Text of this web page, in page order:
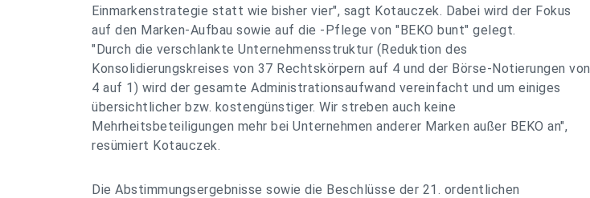
Einmarkenstrategie statt wie bisher vier", sagt Kotauczek. Dabei wird der Fokus
auf den Marken-Aufbau sowie auf die -Pflege von "BEKO bunt" gelegt.
"Durch die verschlankte Unternehmensstruktur (Reduktion des
Konsolidierungskreises von 37 Rechtskörpern auf 4 und der Börse-Notierungen von
4 auf 1) wird der gesamte Administrationsaufwand vereinfacht und um einiges
übersichtlicher bzw. kostengünstiger. Wir streben auch keine
Mehrheitsbeteiligungen mehr bei Unternehmen anderer Marken außer BEKO an",
resümiert Kotauczek.
Die Abstimmungsergebnisse sowie die Beschlüsse der 21. ordentlichen